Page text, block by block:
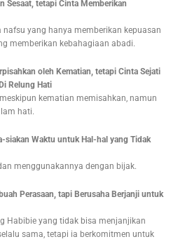
Sesaat, tetapi Cinta Memberikan
yang hanya memberikan kepuasan
memberikan kebahagiaan abadi.
oleh Kematian, tetapi Cinta Sejati
Relung Hati
kematian memisahkan, namun
hati.
siakan Waktu untuk Hal-hal yang Tidak
menggunakannya dengan bijak.
Perasaan, tapi Berusaha Berjanji untuk
Habibie yang tidak bisa menjanjikan
sama, tetapi ia berkomitmen untuk